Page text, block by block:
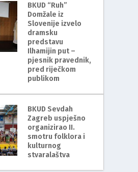
BKUD “Ruh”
Domžale iz
Slovenije izvelo
dramsku
predstavu
Ilhamijin put –
pjesnik pravednik,
pred riječkom
publikom
BKUD Sevdah
Zagreb uspješno
organizirao II.
smotru folklora i
kulturnog
stvaralaštva